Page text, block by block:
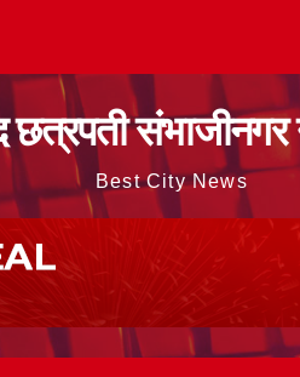
छत्रपती
Best City News